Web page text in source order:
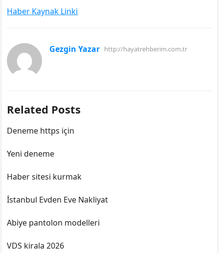
Haber Kaynak Linki
Gezgin Yazar http://hayatrehberim.com.tr
Related Posts
Deneme https için
Yeni deneme
Haber sitesi kurmak
İstanbul Evden Eve Nakliyat
Abiye pantolon modelleri
VDS kirala 2026